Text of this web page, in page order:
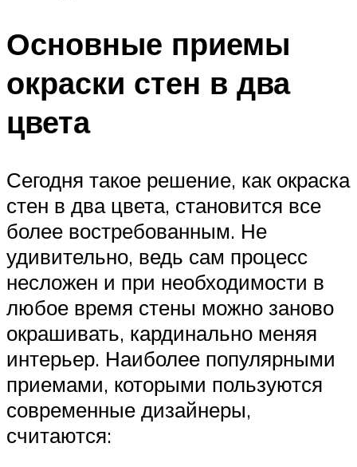
Основные приемы
окраски стен в два
цвета
Сегодня такое решение, как окраска
стен в два цвета, становится все
более востребованным. Не
удивительно, ведь сам процесс
несложен и при необходимости в
любое время стены можно заново
окрашивать, кардинально меняя
интерьер. Наиболее популярными
приемами, которыми пользуются
современные дизайнеры,
считаются: